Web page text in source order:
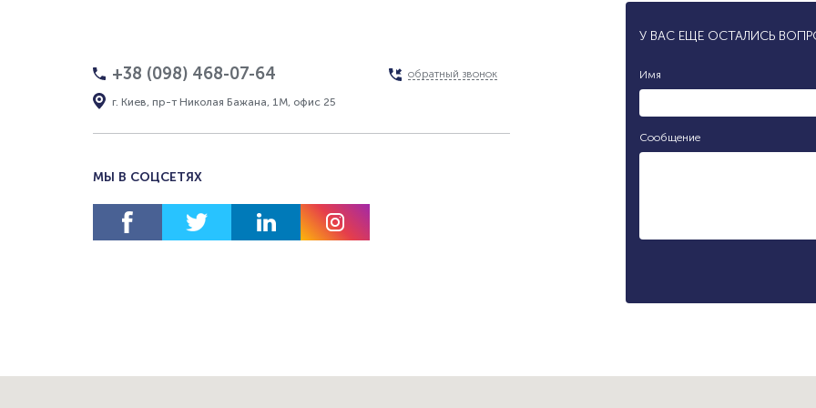
+38 (098) 468-07-64
г. Киев, пр-т Николая Бажана, 1М, офис 25
обратный звонок
МЫ В СОЦСЕТЯХ
У ВАС ЕЩЕ ОСТАЛИСЬ
Имя
Сообщение